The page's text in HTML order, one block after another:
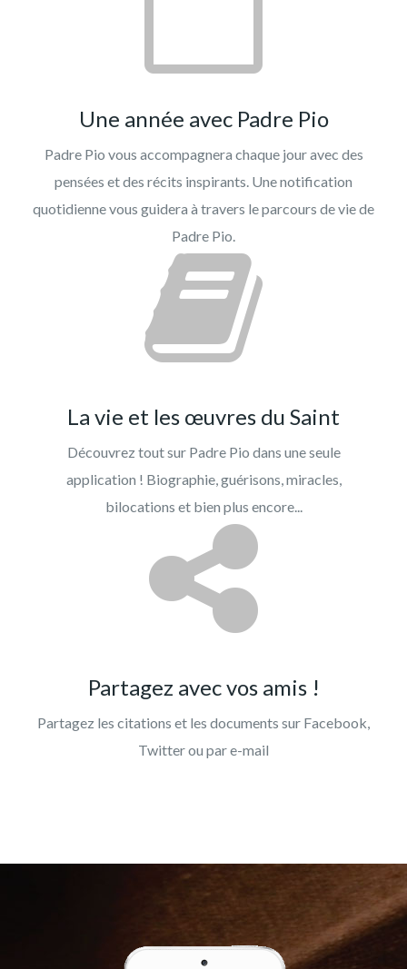
Une année avec Padre Pio
Padre Pio vous accompagnera chaque jour avec des
pensées et des récits inspirants. Une notification
quotidienne vous guidera à travers le parcours de vie de
Padre Pio.
La vie et les œuvres du Saint
Découvrez tout sur Padre Pio dans une seule
application ! Biographie, guérisons, miracles,
bilocations et bien plus encore...
Partagez avec vos amis !
Partagez les citations et les documents sur Facebook,
Twitter ou par e-mail